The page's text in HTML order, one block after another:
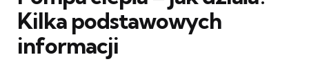
Kilka podstawowych
informacji